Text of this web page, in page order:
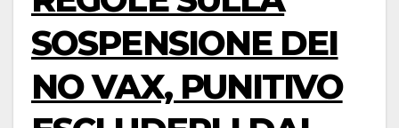
SOSPENSIONE DEI
NO VAX, PUNITIVO